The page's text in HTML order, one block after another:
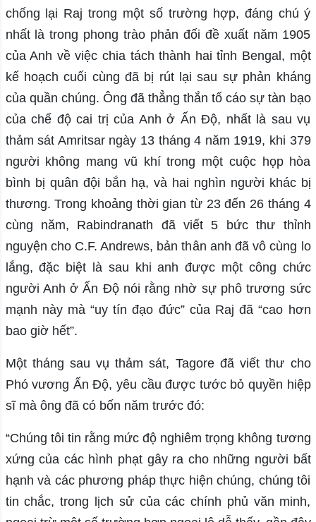
chống lại Raj trong một số trường hợp, đáng chú ý
nhất là trong phong trào phản đối đề xuất năm 1905
của Anh về việc chia tách thành hai tỉnh Bengal, một
kế hoạch cuối cùng đã bị rút lại sau sự phản kháng
của quần chúng. Ông đã thẳng thắn tố cáo sự tàn bạo
của chế độ cai trị của Anh ở Ấn Độ, nhất là sau vụ
thảm sát Amritsar ngày 13 tháng 4 năm 1919, khi 379
người không mang vũ khí trong một cuộc họp hòa
bình bị quân đội bắn hạ, và hai nghìn người khác bị
thương. Trong khoảng thời gian từ 23 đến 26 tháng 4
cùng năm, Rabindranath đã viết 5 bức thư thỉnh
nguyện cho C.F. Andrews, bản thân anh đã vô cùng lo
lắng, đặc biệt là sau khi anh được một công chức
người Anh ở Ấn Độ nói rằng nhờ sự phô trương sức
mạnh này mà “uy tín đạo đức” của Raj đã “cao hơn
bao giờ hết”.
Một tháng sau vụ thảm sát, Tagore đã viết thư cho
Phó vương Ấn Độ, yêu cầu được tước bỏ quyền hiệp
sĩ mà ông đã có bốn năm trước đó:
“Chúng tôi tin rằng mức độ nghiêm trọng không tương
xứng của các hình phạt gây ra cho những người bất
hạnh và các phương pháp thực hiện chúng, chúng tôi
tin chắc, trong lịch sử của các chính phủ văn minh,